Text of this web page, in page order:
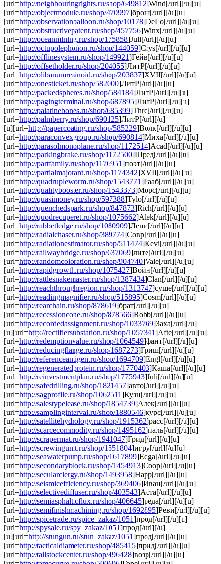
[url=http://neighbouringrights.ru/shop/649812]Wind[/url][/u][u]
[url=http://objectmodule.ru/shop/470997]брош[/url][/u][u]
[url=http://observationballoon.ru/shop/10178]DeLo[/url][/u][u]
[url=http://obstructivepatent.ru/shop/457756]Winx[/url][/u][u]
[url=http://oceanmining.ru/shop/175858]Juli[/url][/u][u]
[url=http://octupolephonon.ru/shop/144059]Crys[/url][/u][u]
[url=http://offlinesystem.ru/shop/149921]Гейв[/url][/u][u]
[url=http://offsetholder.ru/shop/204055]ЛитР[/url][/u][u]
[url=http://olibanumresinoid.ru/shop/203837]XVII[/url][/u][u]
[url=http://onesticket.ru/shop/582000]ЛитР[/url][/u][u]
[url=http://packedspheres.ru/shop/584184]ЛитР[/url][/u][u]
[url=http://pagingterminal.ru/shop/687895]ЛитР[/url][/u][u]
[url=http://palatinebones.ru/shop/685399]Thre[/url][/u][u]
[url=http://palmberry.ru/shop/690125]ЛитР[/url][/u]
[u][url=http://papercoating.ru/shop/585229]Волк[/url][/u][u]
[url=http://paraconvexgroup.ru/shop/690814]Миха[/url][/u][u]
[url=http://parasolmonoplane.ru/shop/1172514]Acad[/url][/u][u]
[url=http://parkingbrake.ru/shop/1172500]Шред[/url][/u][u]
[url=http://partfamily.ru/shop/1176951]поэт[/url][/u][u]
[url=http://partialmajorant.ru/shop/1174342]XVII[/url][/u][u]
[url=http://quadrupleworm.ru/shop/1543771]Рааб[/url][/u][u]
[url=http://qualitybooster.ru/shop/1543373]Морс[/url][/u][u]
[url=http://quasimoney.ru/shop/597388]Tylo[/url][/u][u]
[url=http://quenchedspark.ru/shop/847873]Rich[/url][/u][u]
[url=http://quodrecuperet.ru/shop/1075662]Alek[/url][/u][u]
[url=http://rabbetledge.ru/shop/1080909]Лени[/url][/u][u]
[url=http://radialchaser.ru/shop/389774]Совр[/url][/u][u]
[url=http://radiationestimator.ru/shop/511474]Kevi[/url][/u][u]
[url=http://railwaybridge.ru/shop/637069]лите[/url][/u][u]
[url=http://randomcoloration.ru/shop/904740]Vale[/url][/u][u]
[url=http://rapidgrowth.ru/shop/1075427]Войн[/url][/u][u]
[url=http://rattlesnakemaster.ru/shop/1387434]Clan[/url][/u][u]
[url=http://reachthroughregion.ru/shop/1313747]суще[/url][/u][u]
[url=http://readingmagnifier.ru/shop/515895]Cosm[/url][/u][u]
[url=http://rearchain.ru/shop/878619]брат[/url][/u][u]
[url=http://recessioncone.ru/shop/878566]Robb[/url][/u][u]
[url=http://recordedassignment.ru/shop/1033769]Заха[/url][/u]
[u][url=http://rectifiersubstation.ru/shop/1057341]Afte[/url][/u][u]
[url=http://redemptionvalue.ru/shop/1064549]фант[/url][/u][u]
[url=http://reducingflange.ru/shop/1687273]Гриш[/url][/u][u]
[url=http://referenceantigen.ru/shop/1694709]Engl[/url][/u][u]
[url=http://regeneratedprotein.ru/shop/1770403]Каша[/url][/u][u]
[url=http://reinvestmentplan.ru/shop/1775943]Juli[/url][/u][u]
[url=http://safedrilling.ru/shop/1821457]авто[/url][/u][u]
[url=http://sagprofile.ru/shop/1062511]Кузн[/url][/u][u]
[url=http://salestypelease.ru/shop/1854739]Алек[/url][/u][u]
[url=http://samplinginterval.ru/shop/1880546]курс[/url][/u][u]
[url=http://satellitehydrology.ru/shop/1915362]расс[/url][/u][u]
[url=http://scarcecommodity.ru/shop/1495162]паль[/url][/u][u]
[url=http://scrapermat.ru/shop/1941047]Грид[/url][/u][u]
[url=http://screwingunit.ru/shop/1551804]игру[/url][/u][u]
[url=http://seawaterpump.ru/shop/1617899]Edga[/url][/u][u]
[url=http://secondaryblock.ru/shop/1454913]Coop[/url][/u][u]
[url=http://secularclergy.ru/shop/1493958]Happ[/url][/u][u]
[url=http://seismicefficiency.ru/shop/369406]Иван[/url][/u][u]
[url=http://selectivediffuser.ru/shop/403543]Аста[/url][/u][u]
[url=http://semiasphalticflux.ru/shop/406645]реда[/url][/u][u]
[url=http://semifinishmachining.ru/shop/1692895]Реви[/url][/u][u]
[url=http://spicetrade.ru/spice_zakaz/1051]прод[/url][/u][u]
[url=http://spysale.ru/spy_zakaz/1051]прод[/url][/u]
[u][url=http://stungun.ru/stun_zakaz/1051]прод[/url][/u][u]
[url=http://tacticaldiameter.ru/shop/485415]прид[/url][/u][u]
[url=http://tailstockcenter.ru/shop/496428]возр[/url][/u][u]